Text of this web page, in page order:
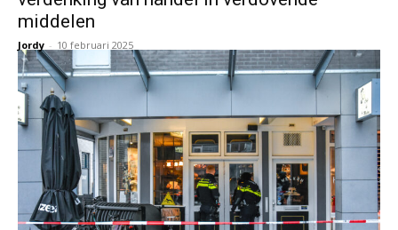
middelen
Jordy - 10 februari 2025